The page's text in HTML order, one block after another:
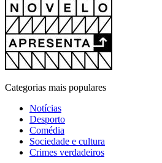
Categorias mais populares
Notícias
Desporto
Comédia
Sociedade e cultura
Crimes verdadeiros